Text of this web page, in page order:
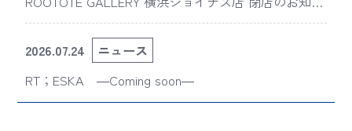
せ
2026.07.24
ニュース
RT；ESKA ―Coming soon―